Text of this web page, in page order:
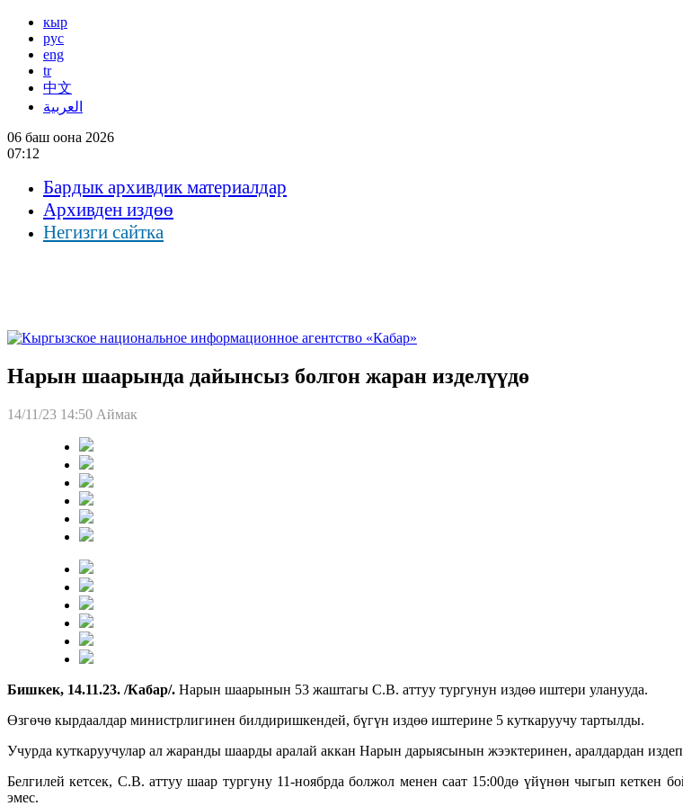
кыр
рус
eng
tr
中文
العربية
06 баш оона 2026
07:12
Бардык архивдик материалдар
Архивден издөө
Негизги сайтка
Нарын шаарында дайынсыз болгон жаран изделүүдө
14/11/23 14:50 Аймак
Бишкек, 14.11.23. /Кабар/. Нарын шаарынын 53 жаштагы С.В. аттуу тургунун издөө иштери уланууда.
Өзгөчө кырдаалдар министрлигинен билдиришкендей, бүгүн издөө иштерине 5 куткаруучу тартылды.
Учурда куткаруучулар ал жаранды шаарды аралай аккан Нарын дарыясынын жээктеринен, аралдардан
Белгилей кетсек, С.В. аттуу шаар тургуну 11-ноябрда болжол менен саат 15:00дө үйүнөн чыгып кеткен
эмес.